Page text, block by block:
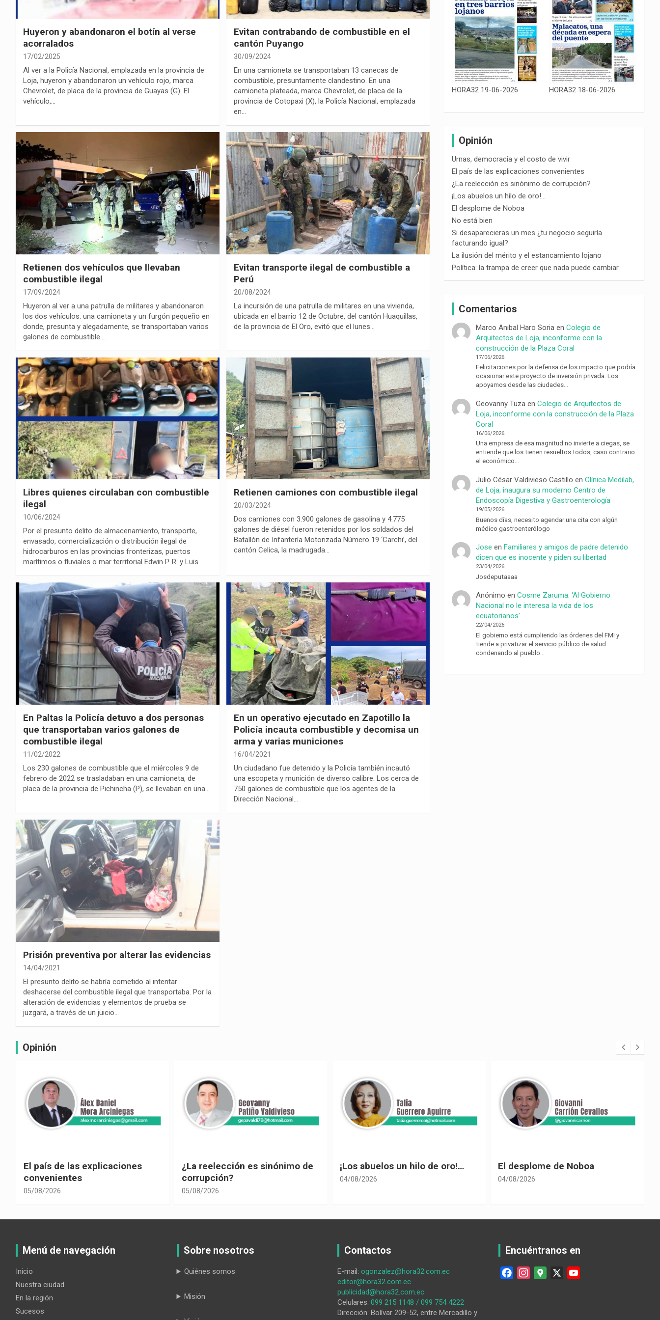
Huyeron y abandonaron el botín al verse
acorralados
17/02/2025
Al ver a la Policía Nacional, emplazada en la provincia de
Loja, huyeron y abandonaron un vehículo rojo, marca
Chevrolet, de placa de la provincia de Guayas (G). El
vehículo,…
Evitan contrabando de combustible en el
cantón Puyango
30/09/2024
En una camioneta se transportaban 13 canecas de
combustible, presuntamente clandestino. En una
camioneta plateada, marca Chevrolet, de placa de la
provincia de Cotopaxi (X), la Policía Nacional, emplazada
en…
Retienen dos vehículos que llevaban
combustible ilegal
17/09/2024
Huyeron al ver a una patrulla de militares y abandonaron
los dos vehículos: una camioneta y un furgón pequeño en
donde, presunta y alegadamente, se transportaban varios
galones de combustible.…
Evitan transporte ilegal de combustible a
Perú
20/08/2024
La incursión de una patrulla de militares en una vivienda,
ubicada en el barrio 12 de Octubre, del cantón Huaquillas,
de la provincia de El Oro, evitó que el lunes…
Libres quienes circulaban con combustible
ilegal
10/06/2024
Por el presunto delito de almacenamiento, transporte,
envasado, comercialización o distribución ilegal de
hidrocarburos en las provincias fronterizas, puertos
marítimos o fluviales o mar territorial Edwin P. R. y Luis…
Retienen camiones con combustible ilegal
20/03/2024
Dos camiones con 3.900 galones de gasolina y 4.775
galones de diésel fueron retenidos por los soldados del
Batallón de Infantería Motorizada Número 19 ‘Carchi’, del
cantón Celica, la madrugada…
En Paltas la Policía detuvo a dos personas
que transportaban varios galones de
combustible ilegal
11/02/2022
Los 230 galones de combustible que el miércoles 9 de
febrero de 2022 se trasladaban en una camioneta, de
placa de la provincia de Pichincha (P), se llevaban en una…
En un operativo ejecutado en Zapotillo la
Policía incauta combustible y decomisa un
arma y varias municiones
16/04/2021
Un ciudadano fue detenido y la Policía también incautó
una escopeta y munición de diverso calibre. Los cerca de
750 galones de combustible que los agentes de la
Dirección Nacional…
Prisión preventiva por alterar las evidencias
14/04/2021
El presunto delito se habría cometido al intentar
deshacerse del combustible ilegal que transportaba. Por la
alteración de evidencias y elementos de prueba se
juzgará, a través de un juicio…
HORA32 19-06-2026 HORA32 18-06-2026
Opinión
Urnas, democracia y el costo de vivir
El país de las explicaciones convenientes
¿La reelección es sinónimo de corrupción?
¡Los abuelos un hilo de oro!…
El desplome de Noboa
No está bien
Si desaparecieras un mes ¿tu negocio seguiría
facturando igual?
La ilusión del mérito y el estancamiento lojano
Política: la trampa de creer que nada puede cambiar
Comentarios
Marco Anibal Haro Soria enColegio de
Arquitectos de Loja, inconforme con la
construcción de la Plaza Coral
17/06/2026
Felicitaciones por la defensa de los impacto que podría
ocasionar este proyecto de inversión privada. Los
apoyamos desde las ciudades…
Geovanny Tuza enColegio de Arquitectos de
Loja, inconforme con la construcción de la Plaza
Coral
16/06/2026
Una empresa de esa magnitud no invierte a ciegas, se
entiende que los tienen resueltos todos, caso contrario
el económico…
Julio César Valdivieso Castillo enClínica Medilab,
de Loja, inaugura su moderno Centro de
Endoscopía Digestiva y Gastroenterología
19/05/2026
Buenos días, necesito agendar una cita con algún
médico gastroenterólogo
Jose enFamiliares y amigos de padre detenido
dicen que es inocente y piden su libertad
23/04/2026
Josdeputaaaa
Anónimo enCosme Zaruma: ‘Al Gobierno
Nacional no le interesa la vida de los
ecuatorianos’
22/04/2026
El gobierno está cumpliendo las órdenes del FMI y
tiende a privatizar el servicio público de salud
condenando al pueblo…
Opinión
El país de las explicaciones
convenientes
05/08/2026
¿La reelección es sinónimo de
corrupción?
05/08/2026
¡Los abuelos un hilo de oro!…
04/08/2026
El desplome de Noboa
04/08/2026
Menú de navegación
Inicio
Nuestra ciudad
En la región
Sucesos
Sobre nosotros
Quiénes somos
Misión
Contactos
E-mail: ogonzalez@hora32.com.ec
editor@hora32.com.ec
publicidad@hora32.com.ec
Celulares: 099 215 1148 / 099 754 4222
Dirección: Bolívar 209-52, entre Mercadillo y
Encuéntranos en